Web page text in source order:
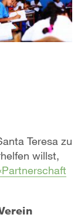
Teresa zu
willst,
Partnerschaft